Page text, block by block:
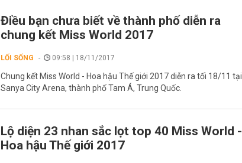
Điều bạn chưa biết về thành phố diễn ra
chung kết Miss World 2017
LỐI SỐNG 09:58 | 18/11/2017
Chung kết Miss World - Hoa hậu Thế giới 2017 diễn ra tối 18/11 tại
Sanya City Arena, thành phố Tam Á, Trung Quốc.
Lộ diện 23 nhan sắc lọt top 40 Miss World -
Hoa hậu Thế giới 2017